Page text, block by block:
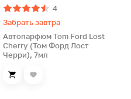
4
Забрать завтра
Автопарфюм Tom Ford Lost
Cherry (Том Форд Лост
Черри), 7мл